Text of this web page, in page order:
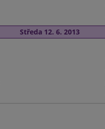
Středa 12. 6. 2013